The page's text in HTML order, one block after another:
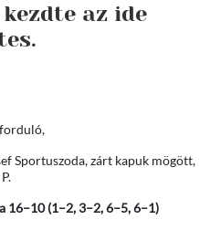
az ide
Sportuszoda, zárt kapuk mögött,
16–10 (1–2, 3–2, 6–5, 6–1)